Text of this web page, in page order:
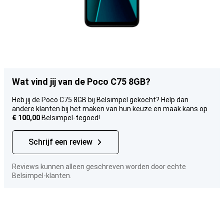
Wat vind jij van de Poco C75 8GB?
Heb jij de Poco C75 8GB bij Belsimpel gekocht? Help dan
andere klanten bij het maken van hun keuze en maak kans op
€ 100,00 Belsimpel-tegoed!
Schrijf een review
Reviews kunnen alleen geschreven worden door echte
Belsimpel-klanten.